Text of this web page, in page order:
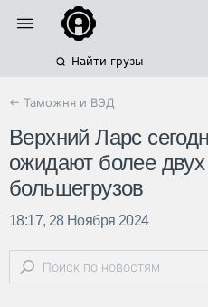
Найти грузы
← Таможня и ВЭД
Верхний Ларс
ожидают более
большегрузов
18:17, 28 Ноября 2024